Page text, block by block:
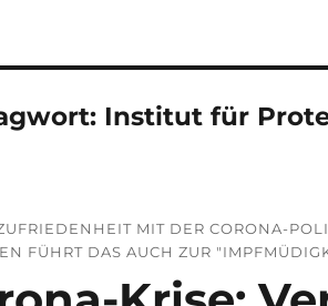
Institut für
MIT DER CORONA-
FÜHRT DAS AUCH ZUR